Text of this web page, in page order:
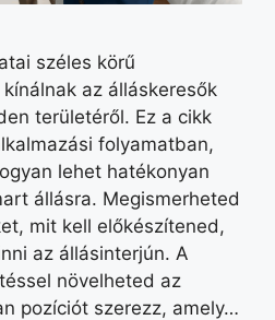
széles körű
az álláskeresők
területéről. Ez a cikk
folyamatban,
lehet hatékonyan
állásra. Megismerheted
mit kell előkészítened,
az állásinterjún. A
növelheted az
pozíciót szerezz, amely…